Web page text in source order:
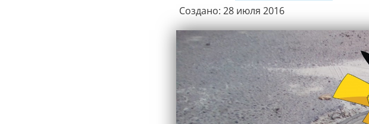
Создано: 28 июля 2016